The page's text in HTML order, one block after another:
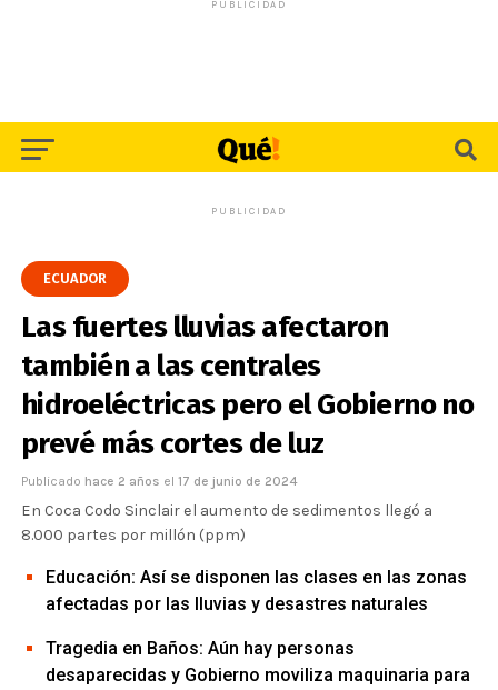
PUBLICIDAD
PUBLICIDAD
ECUADOR
Las fuertes lluvias afectaron
también a las centrales
hidroeléctricas pero el Gobierno no
prevé más cortes de luz
Publicado hace 2 años el 17 de junio de 2024
En Coca Codo Sinclair el aumento de sedimentos llegó a
8.000 partes por millón (ppm)
Educación: Así se disponen las clases en las zonas
afectadas por las lluvias y desastres naturales
Tragedia en Baños: Aún hay personas
desaparecidas y Gobierno moviliza maquinaria para